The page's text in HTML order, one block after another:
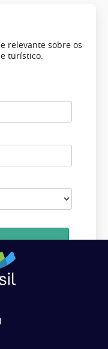
relevante sobre os
turístico.
da ADIT